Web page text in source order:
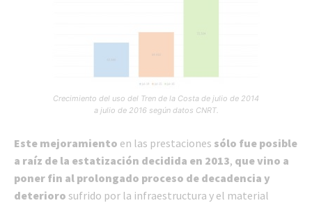
Crecimiento del uso del Tren de la Costa de julio de 2014
a julio de 2016 según datos CNRT.
Este mejoramiento en las prestaciones sólo fue posible
a raíz de la estatización decidida en 2013, que vino a
poner fin al prolongado proceso de decadencia y
deterioro sufrido por la infraestructura y el material